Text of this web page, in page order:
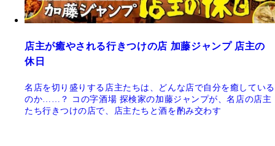
店主が癒やされる行きつけの店 加藤ジャンプ 店主の
休日
名店を切り盛りする店主たちは、どんな店で自分を癒している
のか……？ コの字酒場 探検家の加藤ジャンプが、名店の店主
たち行きつけの店で、店主たちと酒を酌み交わす